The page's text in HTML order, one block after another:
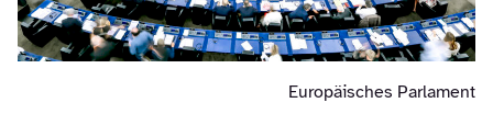
Europäisches Parlament